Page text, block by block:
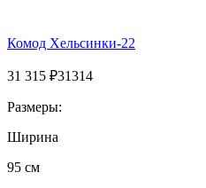
Комод Хельсинки-22
31 315 ₽31314
Размеры:
Ширина
95 см